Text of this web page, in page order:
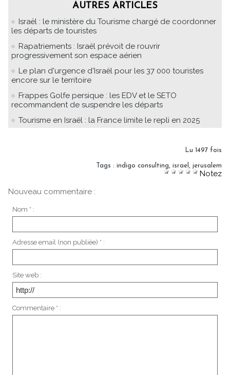
AUTRES ARTICLES
Israël : le ministère du Tourisme chargé de coordonner
les départs de touristes
Rapatriements : Israël prévoit de rouvrir
progressivement son espace aérien
Le plan d'urgence d'Israël pour les 37 000 touristes
encore sur le territoire
Frappes Golfe persique : les EDV et le SETO
recommandent de suspendre les départs
Tourisme en Israël : la France limite le repli en 2025
Lu 1497 fois
Tags : indigo consulting, israel , jerusalem
Notez
Nouveau commentaire :
Nom * :
Adresse email (non publiée) * :
Site web :
Commentaire * :